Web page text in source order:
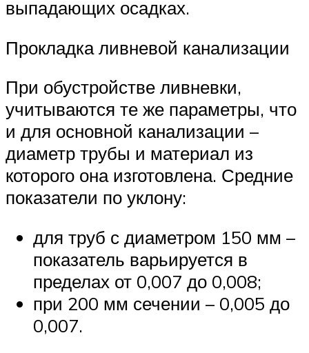
выпадающих осадках.
Прокладка ливневой канализации
При обустройстве ливневки,
учитываются те же параметры, что
и для основной канализации –
диаметр трубы и материал из
которого она изготовлена. Средние
показатели по уклону:
для труб с диаметром 150 мм –
показатель варьируется в
пределах от 0,007 до 0,008;
при 200 мм сечении – 0,005 до
0,007.